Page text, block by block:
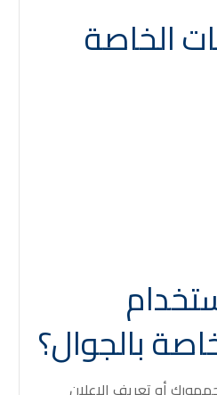
الخاصة
بالجوال؟